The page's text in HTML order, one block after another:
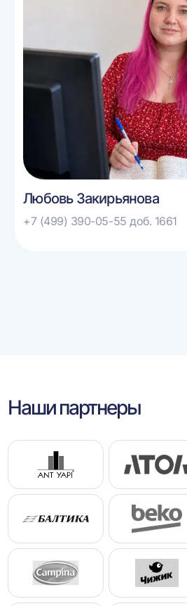
Любовь Закирьянова
+7 (499) 390-05-55 доб. 1661
Наши партнеры